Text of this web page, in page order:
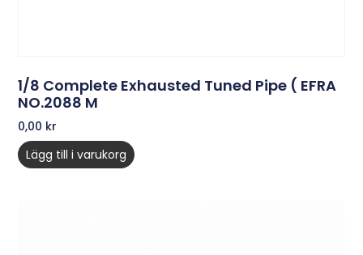
1/8 Complete Exhausted Tuned Pipe ( EFRA
NO.2088 M
0,00 kr
Lägg till i varukorg